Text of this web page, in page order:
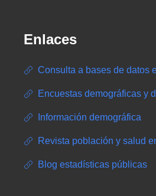
Enlaces
Consulta a bases de datos
Encuestas demográficas y
Información demográfica
Revista población y salud
Blog estadísticas públicas